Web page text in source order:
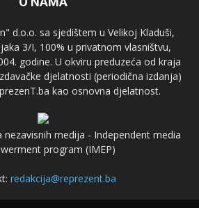
d.o.o. sa sjedištem u Velikoj Kladuši,
3/I, 100% u privatnom vlasništvu,
godine. U okviru preduzeća od kraja
djelatnosti (periodična izdanja)
kao osnovna djelatnost.
nezavisnih medija - Independent media
program (IMEP)
redakcija@reprezent.ba